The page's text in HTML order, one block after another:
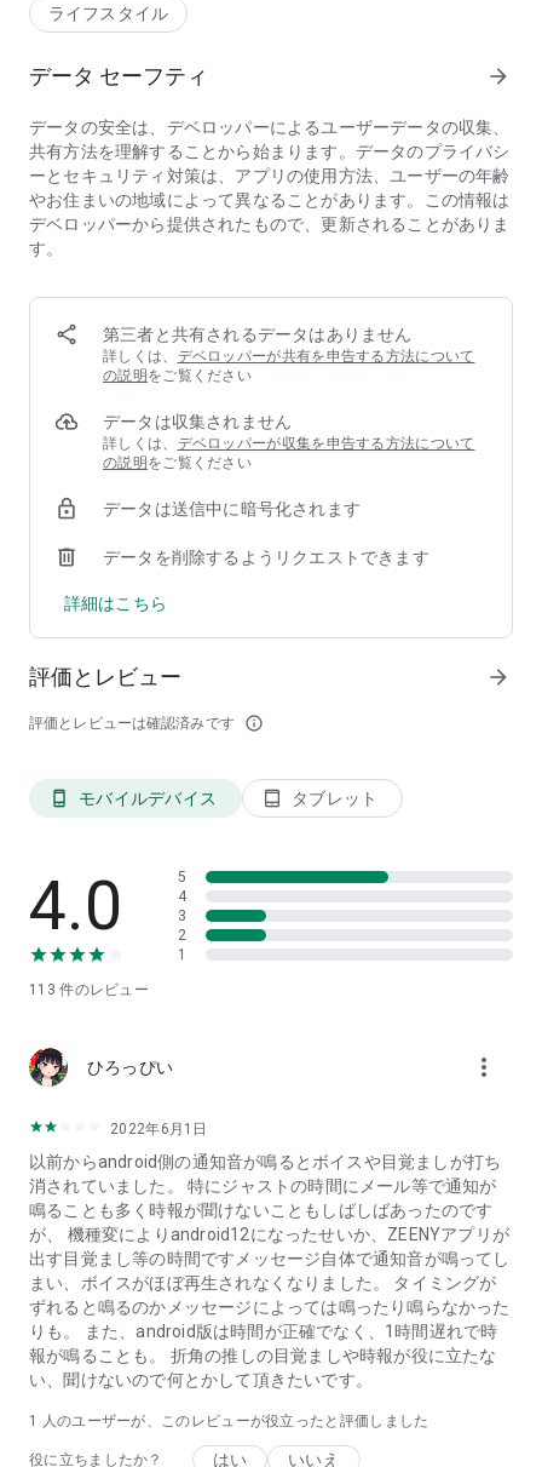
■ ワンタップ通知
・今の時刻・天気・バッテリー残量を即読み上げ
■ パーソナライズ自由
・対応機器と連携で、操作音もキャラボイスに！
🎙 Zeenyボイスストア
アーティスト、アニメキャラ、VTuberなど人気キャラの声を
購入可能！
Zeeny ANC / Zeeny Lights 2 / Zeeny T★Box / Zeeny BX 0 /
Zeeny Artist
※ サイレントモード・省電力モードでは通知が正常に動作し
設定をご確認のうえご利用ください。
👉 https://nain.zendesk.com/hc/ja/articles/900004892306
※ お知らせを一時的に使用しないときは、アプリ設定からオ
フにすることができます。
※ ウィジェットにも対応しています。
📲 今すぐ無料ダウンロードして、あなたのキャラアシスタン
ト生活を始めよう！
ライフスタイル
データ セーフティ arrow_forward
データの安全は、デベロッパーによるユーザーデータの収集、
共有方法を理解することから始まります。データのプライバシ
ーとセキュリティ対策は、アプリの使用方法、ユーザーの年齢
やお住まいの地域によって異なることがあります。この情報は
デベロッパーから提供されたもので、更新されることがありま
す。
第三者と共有されるデータはありません
詳しくは、 デベロッパーが共有を申告する方法について
の説明 をご覧ください
データは収集されません
詳しくは、 デベロッパーが収集を申告する方法について
の説明 をご覧ください
データは送信中に暗号化されます
データを削除するようリクエストできます
詳細はこちら
評価とレビュー
評価とレビューは確認済みです info_outline
arrow_forward
phone_android モバイルデバイス tablet_android タブレット
4.0
113 件のレビュー
5
4
3
2
1
ひろっぴい more_vert
2022年6月1日
以前からandroid側の通知音が鳴るとボイスや目覚ましが打ち
消されていました。 特にジャストの時間にメール等で通知が
鳴ることも多く時報が聞けないこともしばしばあったのです
が、 機種変によりandroid12になったせいか、ZEENYアプリが
出す目覚まし等の時間ですメッセージ自体で通知音が鳴ってし
まい、ボイスがほぼ再生されなくなりました。 タイミングが
ずれると鳴るのかメッセージによっては鳴ったり鳴らなかった
りも。 また、android版は時間が正確でなく、1時間遅れで時
報が鳴ることも。 折角の推しの目覚ましや時報が役に立たな
い、聞けないので何とかして頂きたいです。
1 人のユーザーが、このレビューが役立ったと評価しました
役に立ちましたか？ はい いいえ